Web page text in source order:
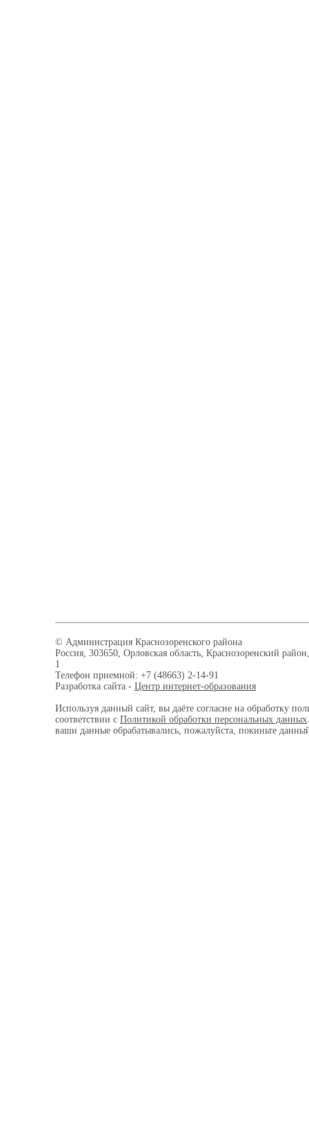
© Администрация Краснозоренского района
Россия, 303650, Орловская область, Краснозоренский
1
Телефон приемной: +7 (48663) 2-14-91
Разработка сайта - Центр интернет-образования
Используя данный сайт, вы даёте согласие на обработку
соответствии с Политикой обработки персональных данных
ваши данные обрабатывались, пожалуйста, покиньте